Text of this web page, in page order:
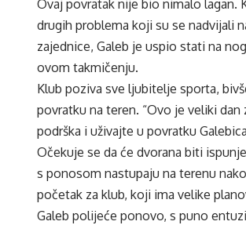
Ovaj povratak nije bio nimalo lagan.
drugih problema koji su se nadvijali
zajednice, Galeb je uspio stati na
ovom takmičenju.
Klub poziva sve ljubitelje sporta,
povratku na teren. “Ovo je veliki dan
podrška i uživajte u povratku
Očekuje se da će dvorana biti
s ponosom nastupaju na terenu
početak za klub, koji ima velike
Galeb polijeće ponovo, s puno